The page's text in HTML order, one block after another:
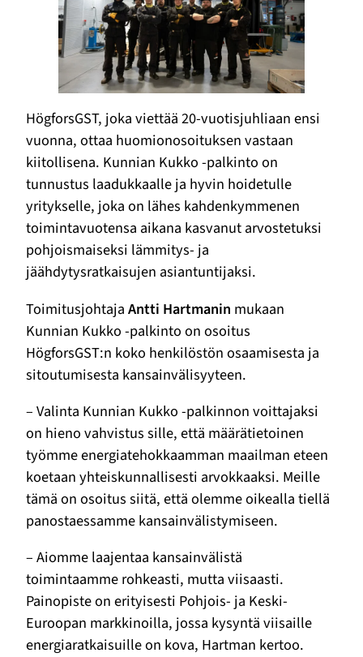
HögforsGST, joka viettää 20-vuotisjuhliaan ensi
vuonna, ottaa huomionosoituksen vastaan
kiitollisena. Kunnian Kukko -palkinto on
tunnustus laadukkaalle ja hyvin hoidetulle
yritykselle, joka on lähes kahdenkymmenen
toimintavuotensa aikana kasvanut arvostetuksi
pohjoismaiseksi lämmitys- ja
jäähdytysratkaisujen asiantuntijaksi.
ToimitusjohtajaAntti Hartmanin mukaan
Kunnian Kukko -palkinto on osoitus
HögforsGST:n koko henkilöstön osaamisesta ja
sitoutumisesta kansainvälisyyteen.
– Valinta Kunnian Kukko -palkinnon voittajaksi
on hieno vahvistus sille, että määrätietoinen
työmme energiatehokkaamman maailman eteen
koetaan yhteiskunnallisesti arvokkaaksi. Meille
tämä on osoitus siitä, että olemme oikealla tiellä
panostaessamme kansainvälistymiseen.
– Aiomme laajentaa kansainvälistä
toimintaamme rohkeasti, mutta viisaasti.
Painopiste on erityisesti Pohjois- ja Keski-
Euroopan markkinoilla, jossa kysyntä viisaille
energiaratkaisuille on kova, Hartman kertoo.